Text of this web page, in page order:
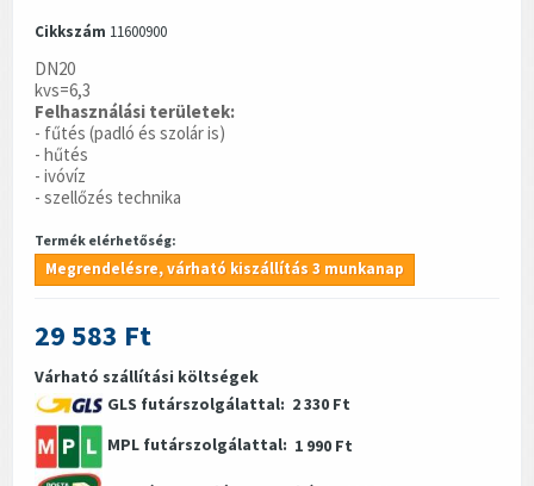
Cikkszám 11600900
DN20
kvs=6,3
Felhasználási területek:
- fűtés (padló és szolár is)
- hűtés
- ivóvíz
- szellőzés technika
Termék elérhetőség:
Megrendelésre, várható kiszállítás 3 munkanap
29 583 Ft
Várható szállítási költségek
GLS futárszolgálattal: 2 330 Ft
MPL futárszolgálattal: 1 990 Ft